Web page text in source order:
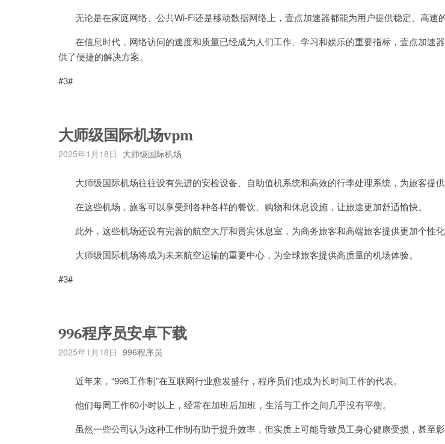
无论是在家庭网络、公共Wi-Fi还是移动数据网络上，壹点加速器都能为用户提供稳定、高速的
在信息时代，网络访问的速度和质量已经成为人们工作、学习和娱乐的重要指标，壹点加速
供了便捷的解决方案。
#3#
大师级国际机场vpm
2025年1月18日 大师级国际机场
大师级国际机场往往设有先进的安检设备、自助值机系统和高效的行李处理系统，为旅客提供
在这些机场，旅客可以享受到各种各样的餐饮、购物和休息设施，让旅途更加舒适愉快。
此外，这些机场还设有完善的航空大厅和贵宾休息室，为商务旅客和高端旅客提供更加个性化
大师级国际机场将成为未来航空运输的重要中心，为全球旅客提供高质量的机场体验。
#3#
996程序员安卓下载
2025年1月18日 996程序员
近年来，“996工作制”在互联网行业愈发盛行，程序员们也成为长时间工作的代表。
他们每周工作60小时以上，经常在加班后加班，生活与工作之间几乎没有平衡。
虽然一些公司认为这种工作制有助于提升效率，但实质上可能导致员工身心健康受损，甚至影